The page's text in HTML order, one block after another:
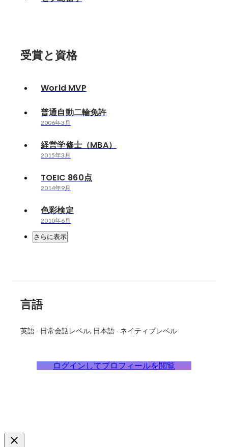
受賞と資格
World MVP
普通自動二輪免許
2006年3月
経営学修士（MBA）
2015年3月
TOEIC 860点
2014年9月
色彩検定
2010年6月
さらに表示
言語
英語 - 日常会話レベル 日本語 - ネイティブレベル
ログインしてプロフィールを閲覧